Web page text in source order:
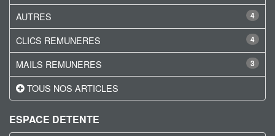
4
AUTRES
4
CLICS REMUNERES
3
MAILS REMUNERES
TOUS NOS ARTICLES
ESPACE DETENTE